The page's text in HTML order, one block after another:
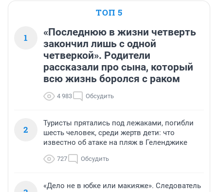
ТОП 5
1
«Последнюю в жизни четверть
закончил лишь с одной
четверкой». Родители
рассказали про сына, который
всю жизнь боролся с раком
4 983 Обсудить
2
Туристы прятались под лежаками, погибли
шесть человек, среди жертв дети: что
известно об атаке на пляж в Геленджике
727 Обсудить
«Дело не в юбке или макияже». Следователь